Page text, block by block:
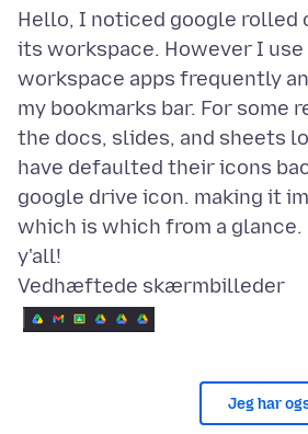
Hello, I noticed google rolled
its workspace. However I
workspace apps frequently
my bookmarks bar. For some
the docs, slides, and sheets
have defaulted their icons
google drive icon. making it
which is which from a
Vedhæftede skærmbilleder
Jeg har